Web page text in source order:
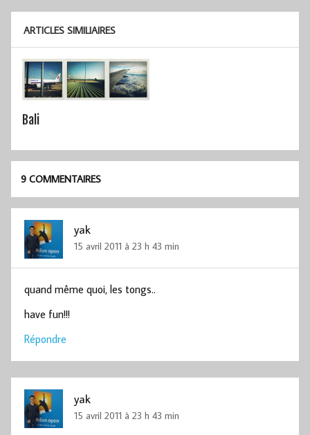
ARTICLES SIMILIAIRES
Bali
9 COMMENTAIRES
yak
15 avril 2011 à 23 h 43 min
quand même quoi, les tongs..
have fun!!!
Répondre
yak
15 avril 2011 à 23 h 43 min